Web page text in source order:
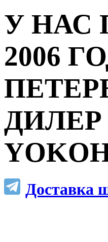
У НАС
2006
ДИЛЕР
Доставка